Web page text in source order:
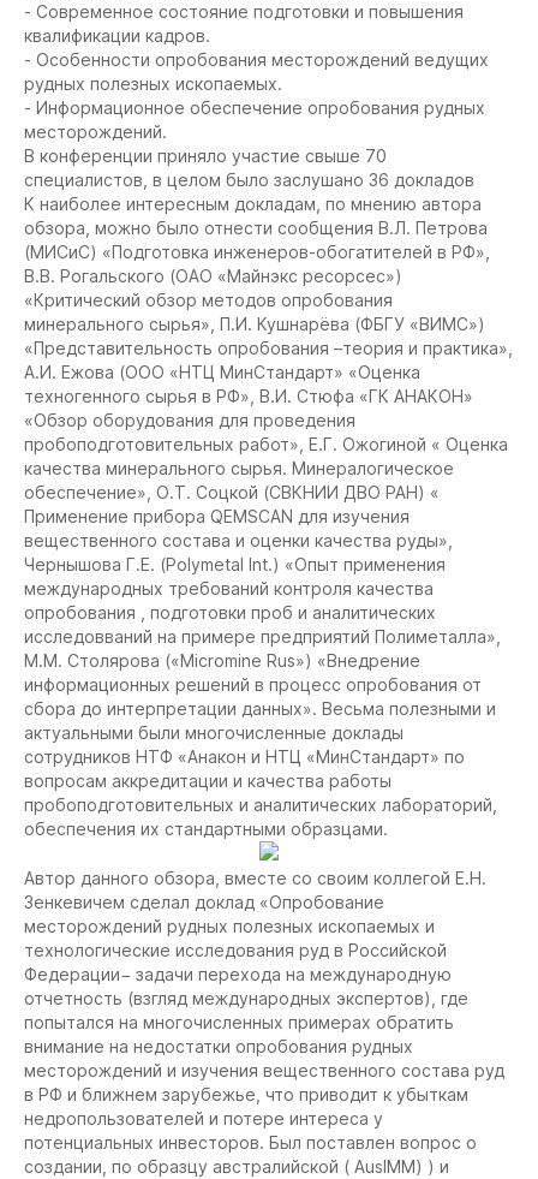
- Современное состояние подготовки и повышения
квалификации кадров.
- Особенности опробования месторождений ведущих
рудных полезных ископаемых.
- Информационное обеспечение опробования рудных
месторождений.
В конференции приняло участие свыше 70
специалистов, в целом было заслушано 36 докладов
К наиболее интересным докладам, по мнению автора
обзора, можно было отнести сообщения В.Л. Петрова
(МИСиС) «Подготовка инженеров-обогатителей в РФ»,
В.В. Рогальского (ОАО «Майнэкс ресорсес»)
«Критический обзор методов опробования
минерального сырья», П.И. Кушнарёва (ФБГУ «ВИМС»)
«Представительность опробования –теория и практика»,
А.И. Ежова (ООО «НТЦ МинСтандарт» «Оценка
техногенного сырья в РФ», В.И. Стюфа «ГК АНАКОН»
«Обзор оборудования для проведения
пробоподготовительных работ», Е.Г. Ожогиной « Оценка
качества минерального сырья. Минералогическое
обеспечение», О.Т. Соцкой (СВКНИИ ДВО РАН) «
Применение прибора QEMSCAN для изучения
вещественного состава и оценки качества руды»,
Чернышова Г.Е. (Polymetal Int.) «Опыт применения
международных требований контроля качества
опробования , подготовки проб и аналитических
исследовваний на примере предприятий Полиметалла»,
М.М. Столярова («Micromine Rus») «Внедрение
информационных решений в процесс опробования от
сбора до интерпретации данных». Весьма полезными и
актуальными были многочисленные доклады
сотрудников НТФ «Анакон и НТЦ «МинСтандарт» по
вопросам аккредитации и качества работы
пробоподготовительных и аналитических лабораторий,
обеспечения их стандартными образцами.
Автор данного обзора , вместе со своим коллегой Е.Н.
Зенкевичем сделал доклад «Опробование
месторождений рудных полезных ископаемых и
технологические исследования руд в Российской
Федерации− задачи перехода на международную
отчетность (взгляд международных экспертов), где
попытался на многочисленных примерах обратить
внимание на недостатки опробования рудных
месторождений и изучения вещественного состава руд
в РФ и ближнем зарубежье, что приводит к убыткам
недропользователей и потере интереса у
потенциальных инвесторов. Был поставлен вопрос о
создании, по образцу австралийской ( AusIMM) ) и